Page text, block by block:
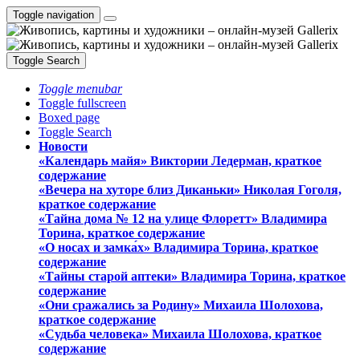
Toggle navigation
Toggle Search
Toggle menubar
Toggle fullscreen
Boxed page
Toggle Search
Новости
«Календарь майя» Виктории Ледерман, краткое
содержание
«Вечера на хуторе близ Диканьки» Николая Гоголя,
краткое содержание
«Тайна дома № 12 на улице Флоретт» Владимира
Торина, краткое содержание
«О носах и замка́х» Владимира Торина, краткое
содержание
«Тайны старой аптеки» Владимира Торина, краткое
содержание
«Они сражались за Родину» Михаила Шолохова,
краткое содержание
«Судьба человека» Михаила Шолохова, краткое
содержание